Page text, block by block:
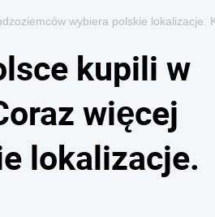
wybiera polskie lokalizacje.
kupili w
więcej
lokalizacje.